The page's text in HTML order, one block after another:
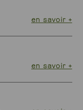
en savoir +
en savoir +